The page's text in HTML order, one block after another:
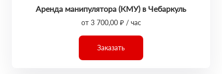
Аренда манипулятора (КМУ) в Чебаркуль
от 3 700,00 ₽ / час
Заказать